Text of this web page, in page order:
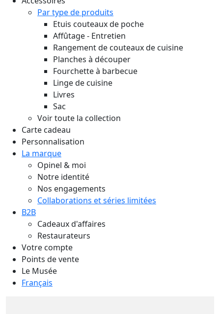
Par type de produits
Etuis couteaux de poche
Affûtage - Entretien
Rangement de couteaux de cuisine
Planches à découper
Fourchette à barbecue
Linge de cuisine
Livres
Sac
Voir toute la collection
Carte cadeau
Personnalisation
La marque
Opinel & moi
Notre identité
Nos engagements
Collaborations et séries limitées
B2B
Cadeaux d'affaires
Restaurateurs
Votre compte
Points de vente
Le Musée
Français